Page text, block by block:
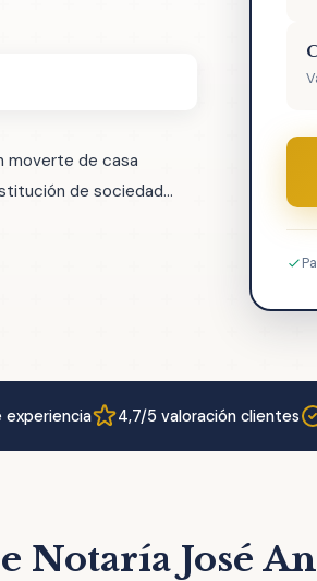
moverte de casa
de sociedad...
experiencia 4,7/5 valoración clientes
Notaría José